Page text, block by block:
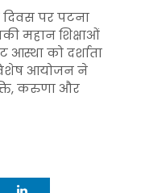
पर पटना
महान शिक्षाओं
को दर्शाता
आयोजन ने
करुणा और